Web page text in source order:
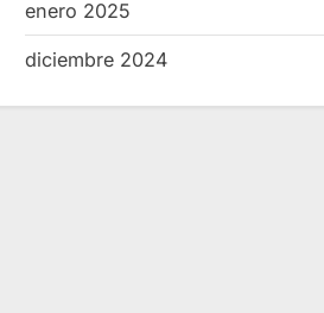
enero 2025
diciembre 2024